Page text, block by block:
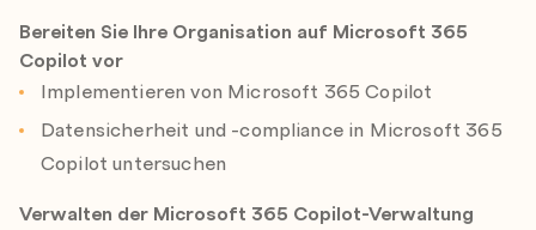
Bereiten Sie Ihre Organisation auf Microsoft 365
Copilot vor
Implementieren von Microsoft 365 Copilot
Datensicherheit und -compliance in Microsoft 365
Copilot untersuchen
Verwalten der Microsoft 365 Copilot-Verwaltung